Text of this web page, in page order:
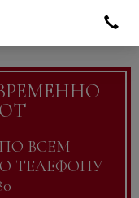
ВСЕМ
ТЕЛЕФОНУ